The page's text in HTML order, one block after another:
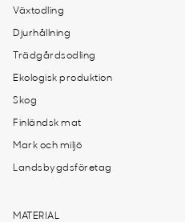
Växtodling
Djurhållning
Trädgårdsodling
Ekologisk produktion
Skog
Finländsk mat
Mark och miljö
Landsbygdsföretag
MATERIAL